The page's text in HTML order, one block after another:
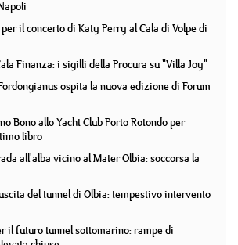
il concerto di Katy Perry al Cala di Volpe di
Finanza: i sigilli della Procura su "Villa Joy"
ospita la nuova edizione di Forum
Bono allo Yacht Club Porto Rotondo per
libro
all'alba vicino al Mater Olbia: soccorsa la
del tunnel di Olbia: tempestivo intervento
il futuro tunnel sottomarino: rampe di